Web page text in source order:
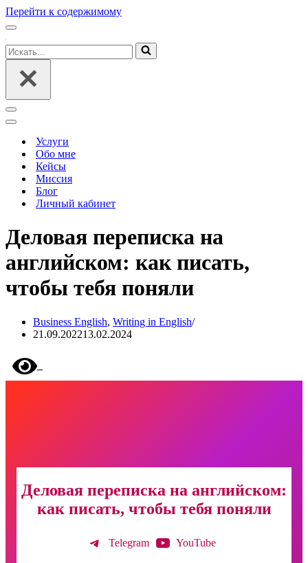
Перейти к содержимому
Меню
навигации
Искать...
Меню
навигации
Меню
навигацииУслуги
Обо мне
Кейсы
Миссия
Блог
Личный кабинет
Деловая переписка на
английском: как писать,
чтобы тебя поняли
Business English, Writing in English
21.09.202213.02.2024
Деловая переписка на английском:
как писать, чтобы тебя поняли
Telegram YouTube